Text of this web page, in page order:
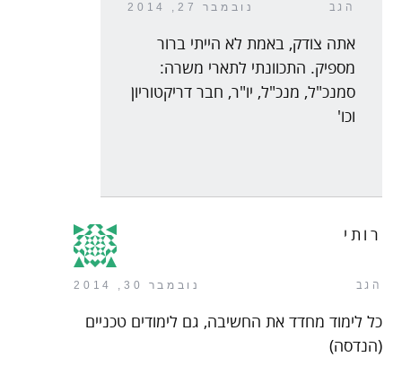
הגב נובמבר 27, 2014
אתה צודק, באמת לא הייתי ברור
מספיק. התכוונתי לתארי משרה:
סמנכ"ל, מנכ"ל, יו"ר, חבר דריקטוריון
וכו'
הגב נובמבר 30, 2014
רותי
כל לימוד מחדד את החשיבה, גם לימודים טכניים
(הנדסה)